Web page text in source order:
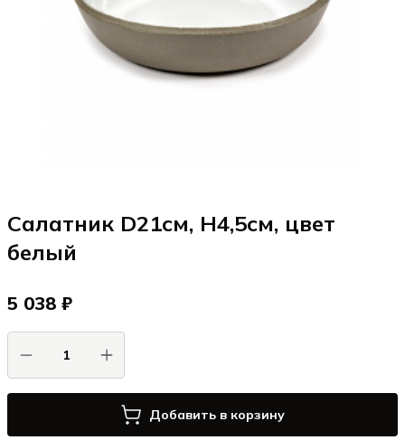
Салатник D21см, H4,5см, цвет
белый
5 038 ₽
Добавить в корзину